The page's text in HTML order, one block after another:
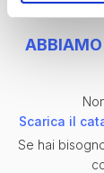
ABBIAMO
Scarica il
Se hai